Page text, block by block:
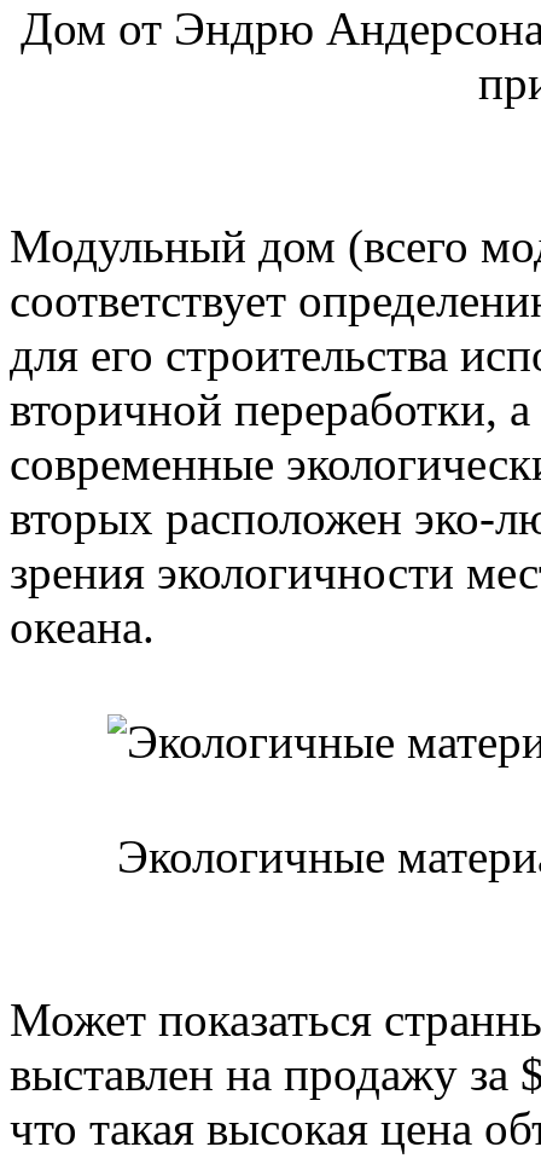
Дом от Эндрю
Модульный дом (всего
соответствует
для его строительства
вторичной переработки,
современные
вторых расположен эко-
зрения экологичности
океана.
Экологичные
Может показаться
выставлен на продажу за
что такая высокая цена